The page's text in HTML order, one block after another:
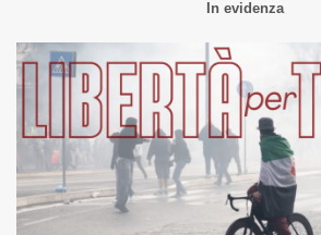
In evidenza